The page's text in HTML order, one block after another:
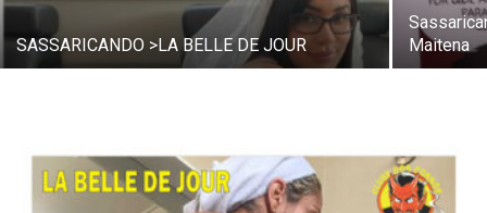
SASSARICANDO >LA BELLE DE JOUR
Maitena